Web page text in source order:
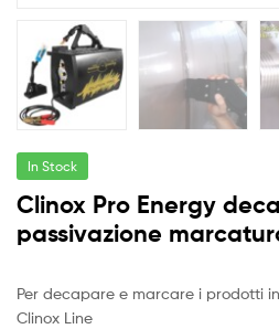
In Stock
Clinox Pro Energy
passivazione
Per decapare e marcare i prodotti
Clinox Line